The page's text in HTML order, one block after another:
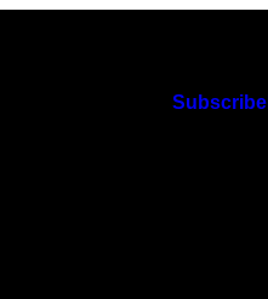
Subscribe